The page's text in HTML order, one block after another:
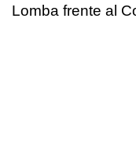
Lomba frente al